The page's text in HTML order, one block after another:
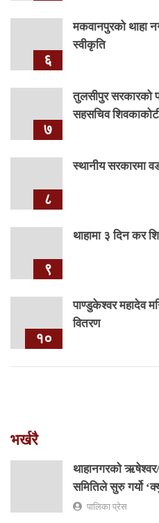
६
मकवानपुरको थाहा
स्वीकृति
७
तुलसीपुर सरकारको
सहसचिव
८
स्थानीय सरकारमा
९
थाहामा ३ दिन कर
१०
पाण्डुकेश्वर महादेव
वितरण
भर्खरै
थाहानगरकाे
समितिले सुरु गर्यो
पालिका प्रेस